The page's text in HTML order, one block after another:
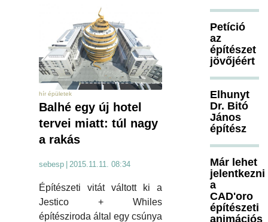
hír épületek
Balhé egy új hotel
tervei miatt: túl nagy
a rakás
sebesp 2015.11.11. 08:34
Építészeti vitát váltott ki a
Jestico + Whiles
építésziroda által egy csúnya
Petíció
az
építészet
jövőjéért
Elhunyt
Dr. Bitó
János
építész
Már lehet
jelentkezni
a
CAD'oro
építészeti
animációs